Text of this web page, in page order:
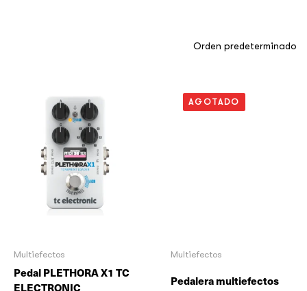
Multiefectos
Pedal PLETHORA X1 TC
ELECTRONIC
AGOTADO
Multiefectos
Pedalera multiefectos